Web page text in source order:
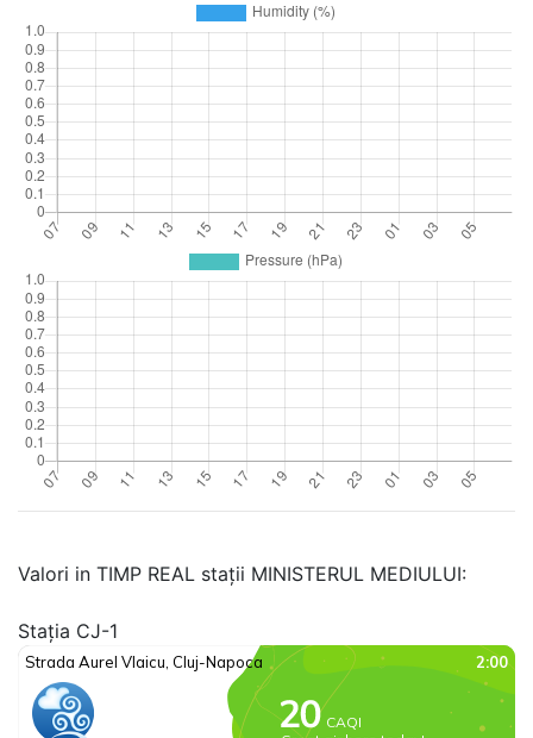
Valori in TIMP REAL stații MINISTERUL MEDIULUI:
Stația CJ-1